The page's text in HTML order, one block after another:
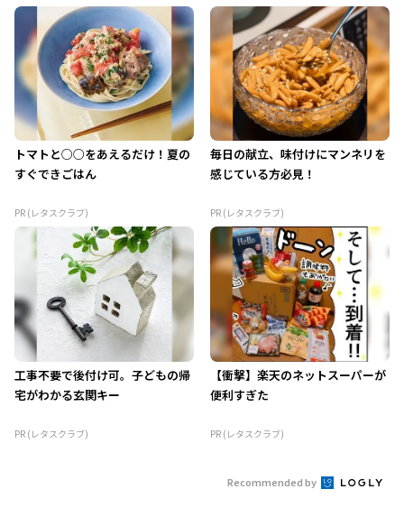
トマトと○○をあえるだけ！夏の
すぐできごはん
PR (レタスクラブ)
毎日の献立、味付けにマンネリを
感じている方必見！
PR (レタスクラブ)
工事不要で後付け可。子どもの帰
宅がわかる玄関キー
PR (レタスクラブ)
【衝撃】楽天のネットスーパーが
便利すぎた
PR (レタスクラブ)
Recommended by